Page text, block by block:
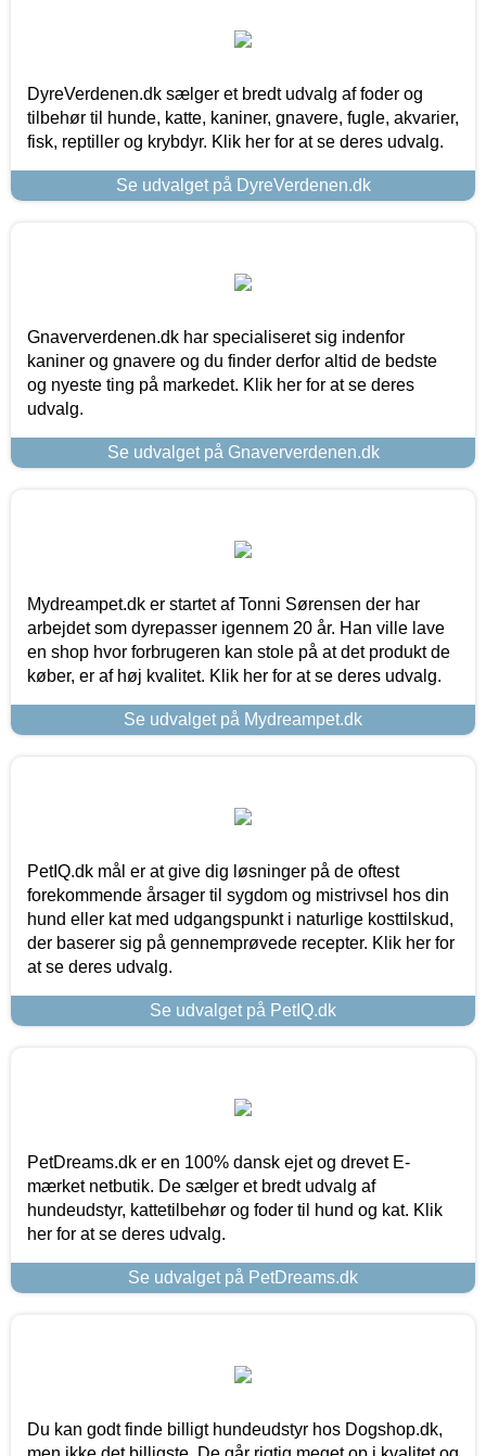
DyreVerdenen.dk sælger et bredt udvalg af foder og
tilbehør til hunde, katte, kaniner, gnavere, fugle, akvarier,
fisk, reptiller og krybdyr. Klik her for at se deres udvalg.
Se udvalget på DyreVerdenen.dk
Gnaververdenen.dk har specialiseret sig indenfor
kaniner og gnavere og du finder derfor altid de bedste
og nyeste ting på markedet. Klik her for at se deres
udvalg.
Se udvalget på Gnaververdenen.dk
Mydreampet.dk er startet af Tonni Sørensen der har
arbejdet som dyrepasser igennem 20 år. Han ville lave
en shop hvor forbrugeren kan stole på at det produkt de
køber, er af høj kvalitet. Klik her for at se deres udvalg.
Se udvalget på Mydreampet.dk
PetIQ.dk mål er at give dig løsninger på de oftest
forekommende årsager til sygdom og mistrivsel hos din
hund eller kat med udgangspunkt i naturlige kosttilskud,
der baserer sig på gennemprøvede recepter. Klik her for
at se deres udvalg.
Se udvalget på PetIQ.dk
PetDreams.dk er en 100% dansk ejet og drevet E-
mærket netbutik. De sælger et bredt udvalg af
hundeudstyr, kattetilbehør og foder til hund og kat. Klik
her for at se deres udvalg.
Se udvalget på PetDreams.dk
Du kan godt finde billigt hundeudstyr hos Dogshop.dk,